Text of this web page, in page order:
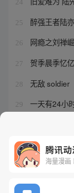
24
25 醉强王者陆
26 网瘾之刘禅
27 贺季晨季忆
28 无敌 soldier
29 一天有24小
普通话3分
腾讯
海量漫画